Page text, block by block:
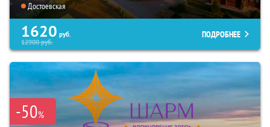
Достоевская
1620 руб.
12900руб.
ПОДРОБНЕЕ
-50%